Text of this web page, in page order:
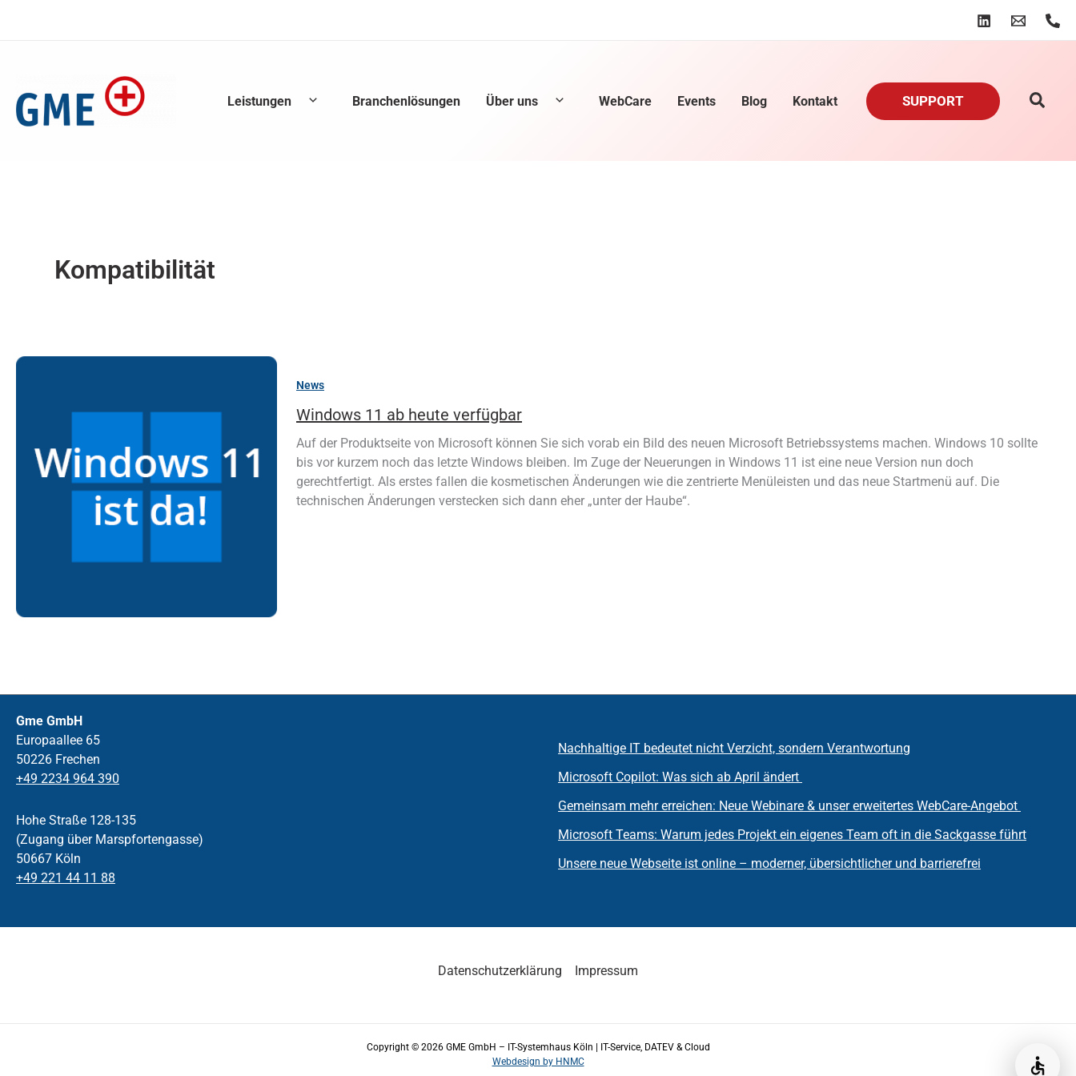
Leistungen Branchenlösungen Über uns WebCare Events Blog Kontakt SUPPORT
Kompatibilität
News
Windows 11 ab heute verfügbar
Auf der Produktseite von Microsoft können Sie sich vorab ein Bild des neuen Microsoft Betriebssystems machen. Windows 10 sollte
bis vor kurzem noch das letzte Windows bleiben. Im Zuge der Neuerungen in Windows 11 ist eine neue Version nun doch
gerechtfertigt. Als erstes fallen die kosmetischen Änderungen wie die zentrierte Menüleisten und das neue Startmenü auf. Die
technischen Änderungen verstecken sich dann eher „unter der Haube“.
Gme GmbH
Europaallee 65
50226 Frechen
+49 2234 964 390
Hohe Straße 128-135
(Zugang über Marspfortengasse)
50667 Köln
+49 221 44 11 88
Nachhaltige IT bedeutet nicht Verzicht, sondern Verantwortung
Microsoft Copilot: Was sich ab April ändert
Gemeinsam mehr erreichen: Neue Webinare & unser erweitertes WebCare-Angebot
Microsoft Teams: Warum jedes Projekt ein eigenes Team oft in die Sackgasse führt
Unsere neue Webseite ist online – moderner, übersichtlicher und barrierefrei
Datenschutzerklärung Impressum
Copyright © 2026 GME GmbH – IT-Systemhaus Köln | IT-Service, DATEV & Cloud
Webdesign by HNMC